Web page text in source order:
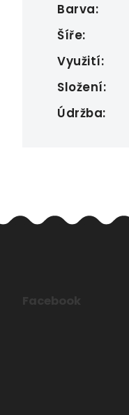
Barva:
Šíře:
Využití:
Složení:
Údržba:
Facebook